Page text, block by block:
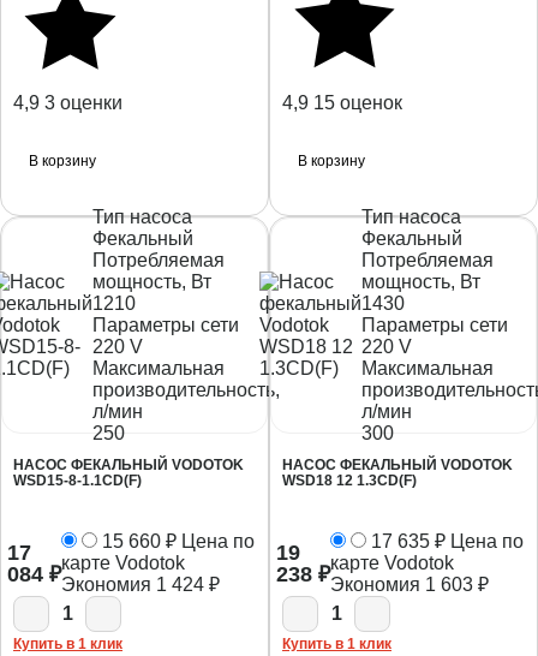
4,9 3 оценки
В корзину
4,9 15 оценок
В корзину
Тип насоса
Фекальный
Потребляемая
мощность, Вт
1210
Параметры сети
220 V
Максимальная
производительность,
л/мин
250
НАСОС ФЕКАЛЬНЫЙ VODOTOK
WSD15-8-1.1CD(F)
17
084 ₽
15 660 ₽ Цена по
карте Vodotok
Экономия 1 424 ₽
1
Купить в 1 клик
Тип насоса
Фекальный
Потребляемая
мощность, Вт
1430
Параметры сети
220 V
Максимальная
л/мин
300
НАСОС ФЕКАЛЬНЫЙ VODOTOK
WSD18 12 1.3CD(F)
19
238 ₽
17 635 ₽ Цена по
карте Vodotok
Экономия 1 603 ₽
1
Купить в 1 клик